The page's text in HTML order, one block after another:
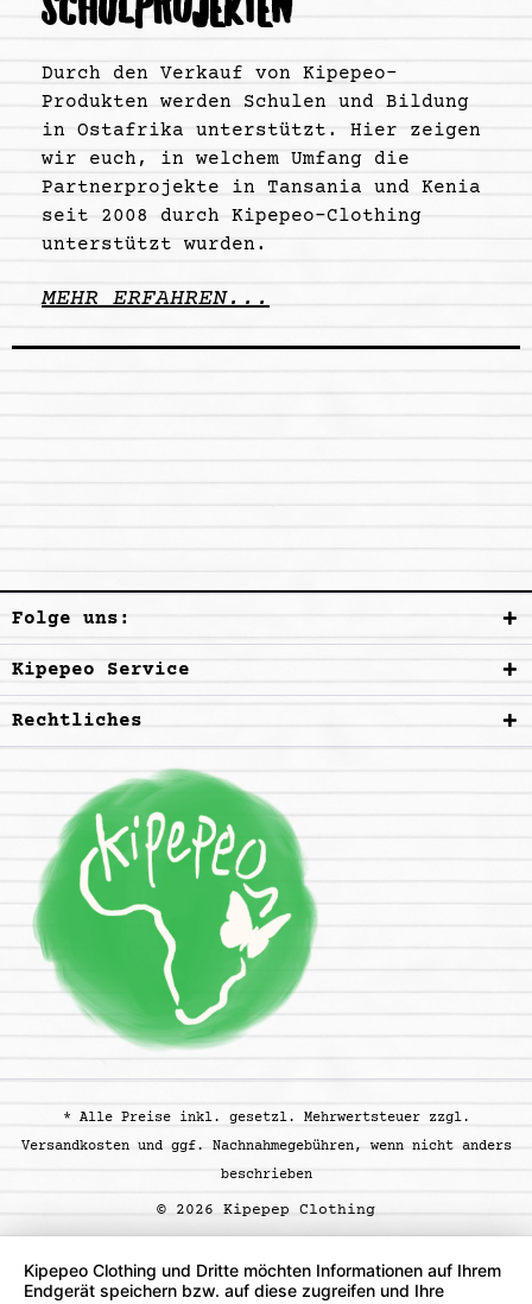
SCHULPROJEKTEN
Durch den Verkauf von Kipepeo-
Produkten werden Schulen und Bildung
in Ostafrika unterstützt. Hier zeigen
wir euch, in welchem Umfang die
Partnerprojekte in Tansania und Kenia
seit 2008 durch Kipepeo-Clothing
unterstützt wurden.
MEHR ERFAHREN...
Folge uns:
Kipepeo Service
Rechtliches
* Alle Preise inkl. gesetzl. Mehrwertsteuer zzgl.
Versandkostenund ggf. Nachnahmegebühren, wenn nicht anders
beschrieben
© 2026 Kipepep Clothing
Kipepeo Clothing und Dritte möchten Informationen auf Ihrem
Endgerät speichern bzw. auf diese zugreifen und Ihre